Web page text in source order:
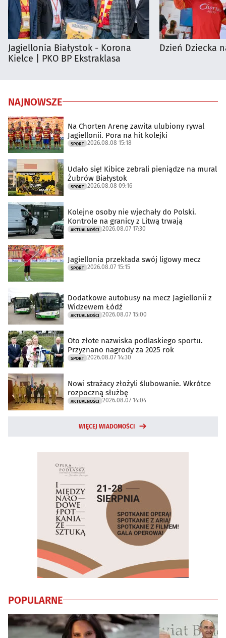
Jagiellonia Białystok - Korona
Kielce | PKO BP Ekstraklasa
Dzień Dziecka
NAJNOWSZE
Na Chorten Arenę zawita ulubiony rywal
Jagiellonii. Pora na hit kolejki
SPORT 2026.08.08 15:18
Udało się! Kibice zebrali pieniądze na mural
Żubrów Białystok
SPORT 2026.08.08 09:16
Kolejne osoby nie wjechały do Polski.
Kontrole na granicy z Litwą trwają
AKTUALNOŚCI 2026.08.07 17:30
Jagiellonia przekłada swój ligowy mecz
SPORT 2026.08.07 15:15
Dodatkowe autobusy na mecz Jagiellonii z
Widzewem Łódź
AKTUALNOŚCI 2026.08.07 15:00
Oto złote nazwiska podlaskiego sportu.
Przyznano nagrody za 2025 rok
SPORT 2026.08.07 14:30
Nowi strażacy złożyli ślubowanie. Wkrótce
rozpoczną służbę
AKTUALNOŚCI 2026.08.07 14:04
WIĘCEJ WIADOMOŚCI
POPULARNE